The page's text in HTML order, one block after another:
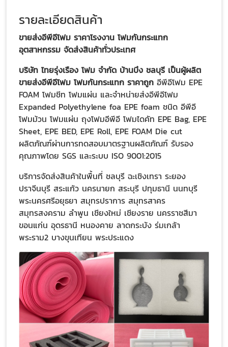
รายละเอียดสินค้า
ขายส่งอีพีอีโฟม ราคาโรงงาน โฟมกันกระแทก
อุตสาหกรรม จัดส่งสินค้าทั่วประเทศ
บริษัท ไทยรุ่งเรือง โฟม จำกัด บ้านบึง ชลบุรี เป็นผู้ผลิต
ขายส่งอีพีอีโฟม โฟมกันกระแทก ราคาถูก อีพีอีโฟม EPE
FOAM โฟมชีท โฟมแผ่น และจำหน่ายส่งอีพีอีโฟม
Expanded Polyethylene foa EPE foam ชนิด อีพีอี
โฟมม้วน โฟมแผ่น ถุงโฟมอีพีอี โฟมไดคัท EPE Bag, EPE
Sheet, EPE BED, EPE Roll, EPE FOAM Die cut
ผลิตภัณฑ์ผ่านการทดสอบมาตรฐานผลิตภัณฑ์ รับรอง
คุณภาพโดย SGS และระบบ ISO 9001:2015
บริการจัดส่งสินค้าในพื้นที่ ชลบุรี ฉะเชิงเทรา ระยอง
ปราจีนบุรี สระแก้ว นครนายก สระบุรี ปทุมธานี นนทบุรี
พระนครศรีอยุธยา สมุทรปราการ สมุทรสาคร
สมุทรสงคราม ลำพูน เชียงใหม่ เชียงราย นครราชสีมา
ขอนแก่น อุดรธานี หนองคาย ลาดกระบัง ร่มเกล้า
พระราม2 บางขุนเทียน พระประแดง